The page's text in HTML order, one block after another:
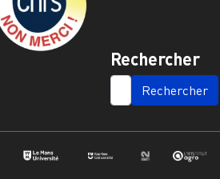
Rechercher
SEARCH